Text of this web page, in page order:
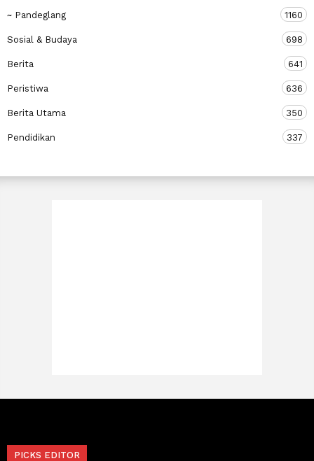
~ Pandeglang 1160
Sosial & Budaya 698
Berita 641
Peristiwa 636
Berita Utama 350
Pendidikan 337
PICKS EDITOR